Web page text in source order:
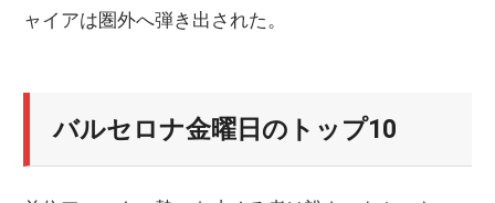
ャイアは圏外へ弾き出された。
バルセロナ金曜日のトップ10